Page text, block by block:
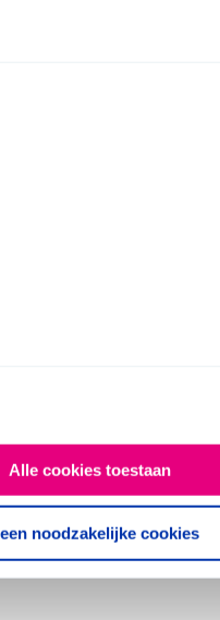
Alle cookies toestaan
noodzakelijke cookies